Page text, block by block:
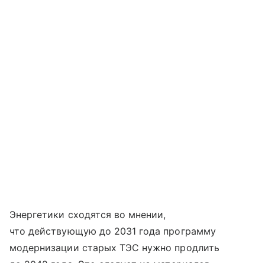
Энергетики сходятся во мнении,
что действующую до 2031 года программу
модернизации старых ТЭС нужно продлить